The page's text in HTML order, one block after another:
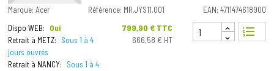
Marque: Acer Référence: MR.JYS11.001
EAN: 4711474618900
Dispo WEB:
Oui
Retrait à METZ:
Sous 1 à 4
jours ouvrés
Retrait à NANCY:
Sous 1 à 4
Prix
799,90 € TTC
666,58 € HT
format_list_numbered